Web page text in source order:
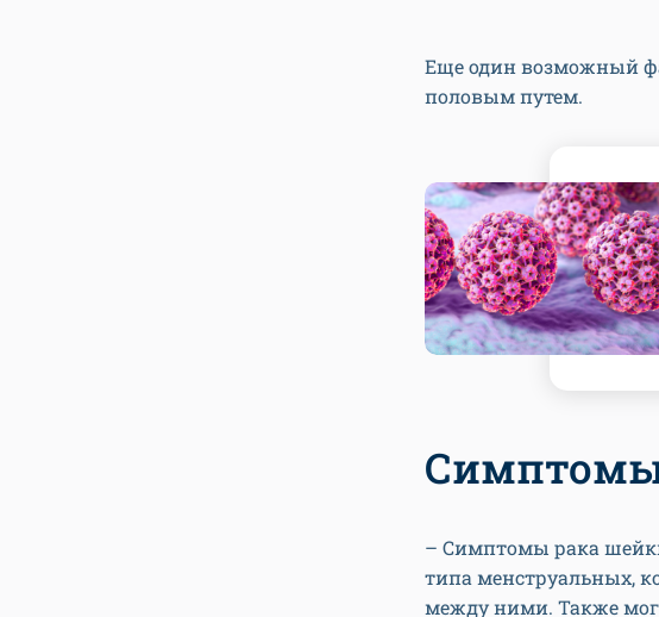
Еще один возможный
половым путем.
– Симптомы рака
типа менструальных,
между ними. Также